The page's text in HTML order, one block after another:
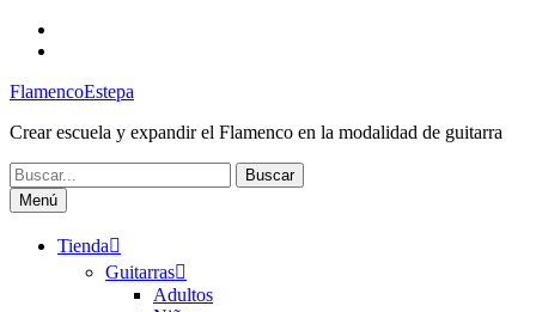
Saltar
FlamencoEstepa
Crear escuela y expandir el Flamenco en la modalidad de guitarra
Buscar:
Menú
Tienda
Guitarras
Adultos